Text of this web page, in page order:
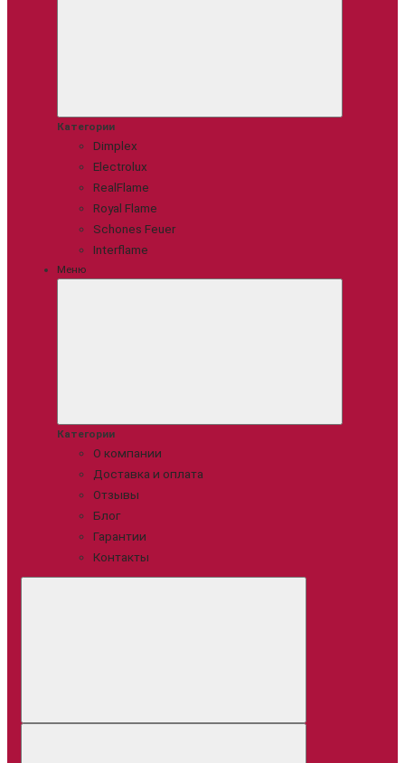
Категории
Dimplex
Electrolux
RealFlame
Royal Flame
Schones Feuer
Interflame
Меню
Категории
О компании
Доставка и оплата
Отзывы
Блог
Гарантии
Контакты